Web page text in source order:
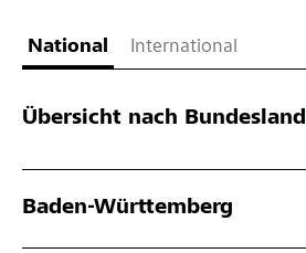
National International
Übersicht nach Bundesland
Baden-Württemberg